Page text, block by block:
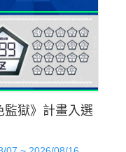
監獄》計畫入選